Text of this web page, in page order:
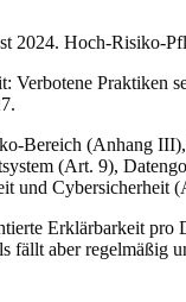
Hoch-Risiko-
Bereich (Anhang
(Art. 9),
und Cybersicherheit
Erklärbarkeit
fällt aber regelmäßig